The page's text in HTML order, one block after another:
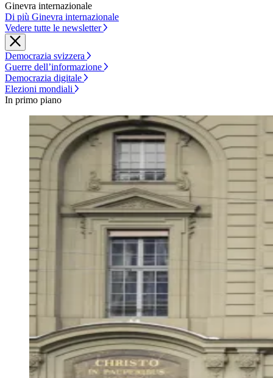
Ginevra internazionale
Di più Ginevra internazionale
Vedere tutte le newsletter
Democrazia svizzera
Guerre dell’informazione
Democrazia digitale
Elezioni mondiali
In primo piano